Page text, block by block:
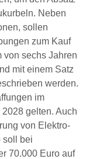
Neben
sollen
zum Kauf
von sechs Jahren
mit einem Satz
werden.
im
gelten. Auch
von Elektro-
soll bei
70.000 Euro auf